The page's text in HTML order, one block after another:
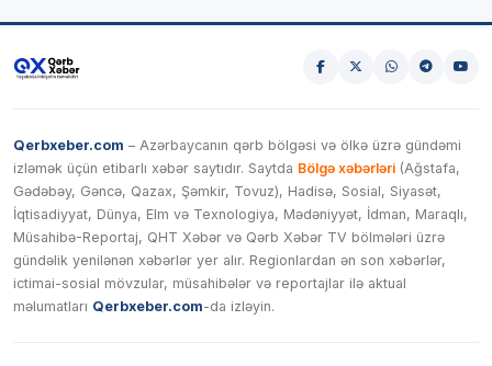
Qerbxeber.com – Azərbaycanın qərb bölgəsi və ölkə üzrə gündəmi
izləmək üçün etibarlı xəbər saytıdır. Saytda Bölgə xəbərləri (Ağstafa,
Gədəbəy, Gəncə, Qazax, Şəmkir, Tovuz), Hadisə, Sosial, Siyasət,
İqtisadiyyat, Dünya, Elm və Texnologiya, Mədəniyyət, İdman, Maraqlı,
Müsahibə-Reportaj, QHT Xəbər və Qərb Xəbər TV bölmələri üzrə
gündəlik yenilənən xəbərlər yer alır. Regionlardan ən son xəbərlər,
ictimai-sosial mövzular, müsahibələr və reportajlar ilə aktual
məlumatları Qerbxeber.com-da izləyin.